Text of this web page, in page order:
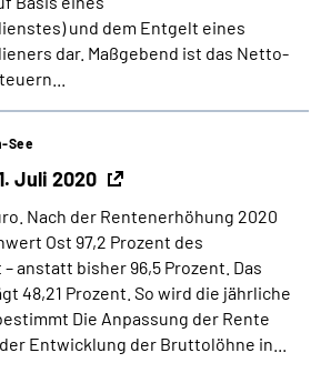
und dem Entgelt eines
dar. Maßgebend ist das Netto-
Juli 2020
See
Nach der Rentenerhöhung 2020
Ost 97,2 Prozent des
anstatt bisher 96,5 Prozent. Das
48,21 Prozent. So wird die jährliche
Die Anpassung der Rente
Entwicklung der Bruttolöhne in...